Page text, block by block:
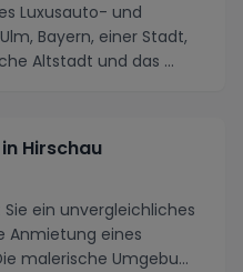
Luxusauto- und
Bayern, einer Stadt,
Altstadt und das ...
Hirschau
ein unvergleichliches
Anmietung eines
malerische Umgebu...